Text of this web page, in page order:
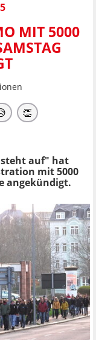
MIT 5000 T
A
👏
auf" hat
mit 5000
angekündigt.